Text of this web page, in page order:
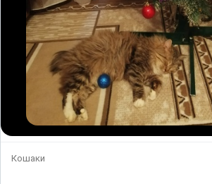
Кошаки